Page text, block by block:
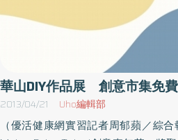
9小時的培訓、演練，以期許能帶給兒
陪伴兒童創作過程中，透過實際陪伴
業心理工作者等討論作品及過程。
園長說，「了解小孩子背後的需求
方！」Stand By YOU 讓小朋友透過故
達自己的情緒。大人不只是從作品
更是可以在創作的歷程中，看見隱
華山DIY作品展 創意市集免
2013/04/21 Uho編輯部
（優活健康網實習記者周郁蘋／綜